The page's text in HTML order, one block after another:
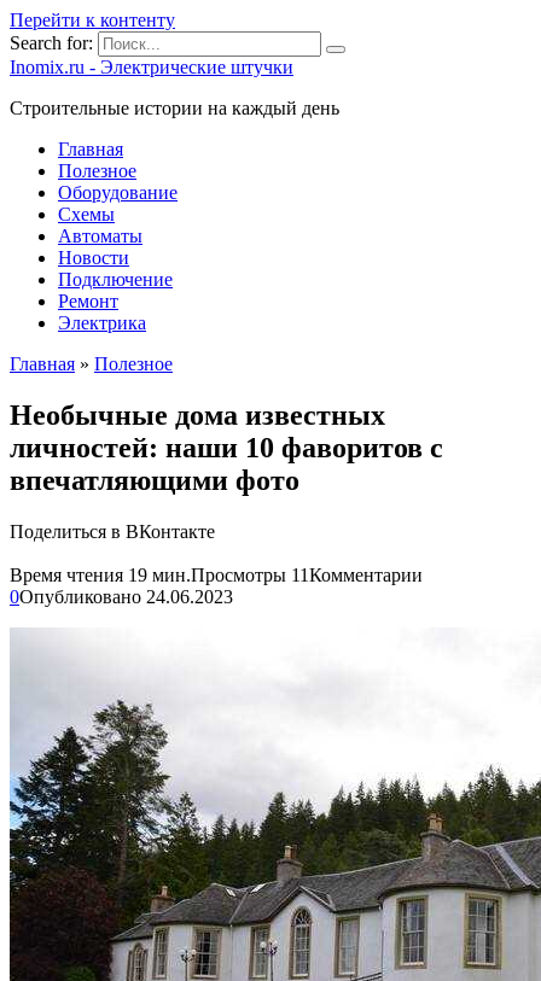
Перейти к контенту
Search for:
Inomix.ru - Электрические штучки
Cтроительные истории на каждый день
Главная
Полезное
Оборудование
Схемы
Автоматы
Новости
Подключение
Ремонт
Электрика
Главная » Полезное
Необычные дома известных
личностей: наши 10 фаворитов с
впечатляющими фото
Поделиться в ВКонтакте
Время чтения 19 мин.Просмотры 11Комментарии
0Опубликовано 24.06.2023